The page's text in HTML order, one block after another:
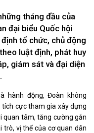
tháng đầu của
đại biểu Quốc hội
tổ chức, chủ động
luật định, phát huy
giám sát và đại diện
hành động, Đoàn không
cực tham gia xây dựng
quan tâm, tăng cường gắn
trò, vị thế của cơ quan dân